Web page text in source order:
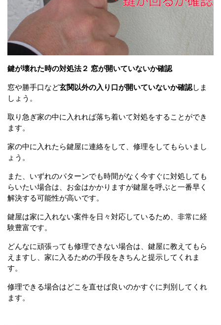
鍵が壊れた時の対処法２ 窓が開いていないか確認
窓や勝手口など玄関以外の入り口が開いていないか確認しま
しょう。
取り急ぎ家の中に入れれば落ち着いて対処をすることができ
ます。
家の中に入れたら鍵屋に連絡をして、修理をしてもらいまし
ょう。
また、いずれのパターンでも時間がなく今すぐに対処しても
らいたい場合は、お金はかかりますが鍵屋を呼ぶと一番早く
解決する可能性が高いです。
鍵屋は家に入れない案件を日々対応しているため、非常に経
験豊富です。
どんなに頑張っても修理できない場合は、鍵屋に教えてもら
えますし、家に入るための手段をきちんと提示してくれま
す。
修理できる場合はどこを直せば良いのかすぐに判別してくれ
ます。